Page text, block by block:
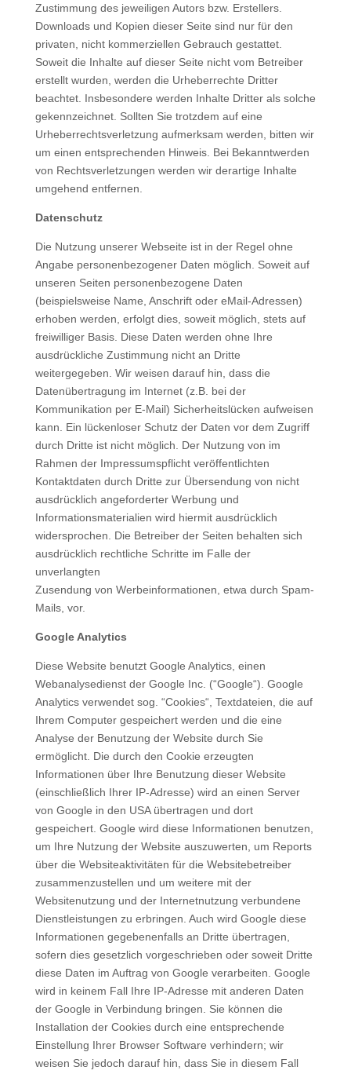
Zustimmung des jeweiligen Autors bzw. Erstellers.
Downloads und Kopien dieser Seite sind nur für den
privaten, nicht kommerziellen Gebrauch gestattet.
Soweit die Inhalte auf dieser Seite nicht vom Betreiber
erstellt wurden, werden die Urheberrechte Dritter
beachtet. Insbesondere werden Inhalte Dritter als solche
gekennzeichnet. Sollten Sie trotzdem auf eine
Urheberrechtsverletzung aufmerksam werden, bitten wir
um einen entsprechenden Hinweis. Bei Bekanntwerden
von Rechtsverletzungen werden wir derartige Inhalte
umgehend entfernen.
Datenschutz
Die Nutzung unserer Webseite ist in der Regel ohne
Angabe personenbezogener Daten möglich. Soweit auf
unseren Seiten personenbezogene Daten
(beispielsweise Name, Anschrift oder eMail-Adressen)
erhoben werden, erfolgt dies, soweit möglich, stets auf
freiwilliger Basis. Diese Daten werden ohne Ihre
ausdrückliche Zustimmung nicht an Dritte
weitergegeben. Wir weisen darauf hin, dass die
Datenübertragung im Internet (z.B. bei der
Kommunikation per E-Mail) Sicherheitslücken aufweisen
kann. Ein lückenloser Schutz der Daten vor dem Zugriff
durch Dritte ist nicht möglich. Der Nutzung von im
Rahmen der Impressumspflicht veröffentlichten
Kontaktdaten durch Dritte zur Übersendung von nicht
ausdrücklich angeforderter Werbung und
Informationsmaterialien wird hiermit ausdrücklich
widersprochen. Die Betreiber der Seiten behalten sich
ausdrücklich rechtliche Schritte im Falle der
unverlangten
Zusendung von Werbeinformationen, etwa durch Spam-
Mails, vor.
Google Analytics
Diese Website benutzt Google Analytics, einen
Webanalysedienst der Google Inc. (“Google“). Google
Analytics verwendet sog. “Cookies“, Textdateien, die auf
Ihrem Computer gespeichert werden und die eine
Analyse der Benutzung der Website durch Sie
ermöglicht. Die durch den Cookie erzeugten
Informationen über Ihre Benutzung dieser Website
(einschließlich Ihrer IP-Adresse) wird an einen Server
von Google in den USA übertragen und dort
gespeichert. Google wird diese Informationen benutzen,
um Ihre Nutzung der Website auszuwerten, um Reports
über die Websiteaktivitäten für die Websitebetreiber
zusammenzustellen und um weitere mit der
Websitenutzung und der Internetnutzung verbundene
Dienstleistungen zu erbringen. Auch wird Google diese
Informationen gegebenenfalls an Dritte übertragen,
sofern dies gesetzlich vorgeschrieben oder soweit Dritte
diese Daten im Auftrag von Google verarbeiten. Google
wird in keinem Fall Ihre IP-Adresse mit anderen Daten
der Google in Verbindung bringen. Sie können die
Installation der Cookies durch eine entsprechende
Einstellung Ihrer Browser Software verhindern; wir
weisen Sie jedoch darauf hin, dass Sie in diesem Fall